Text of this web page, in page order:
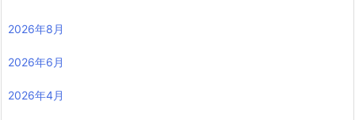
2026年8月
2026年6月
2026年4月